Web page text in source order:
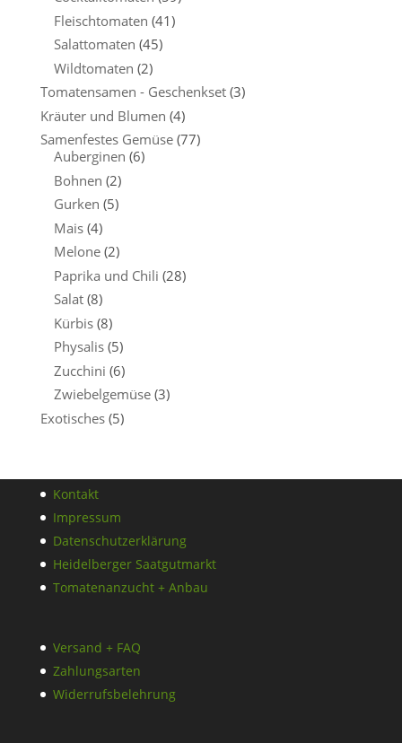
Fleischtomaten (41)
Salattomaten (45)
Wildtomaten (2)
Tomatensamen - Geschenkset (3)
Kräuter und Blumen (4)
Samenfestes Gemüse (77)
Auberginen (6)
Bohnen (2)
Gurken (5)
Mais (4)
Melone (2)
Paprika und Chili (28)
Salat (8)
Kürbis (8)
Physalis (5)
Zucchini (6)
Zwiebelgemüse (3)
Exotisches (5)
Kontakt
Impressum
Datenschutzerklärung
Heidelberger Saatgutmarkt
Tomatenanzucht + Anbau
Versand + FAQ
Zahlungsarten
Widerrufsbelehrung